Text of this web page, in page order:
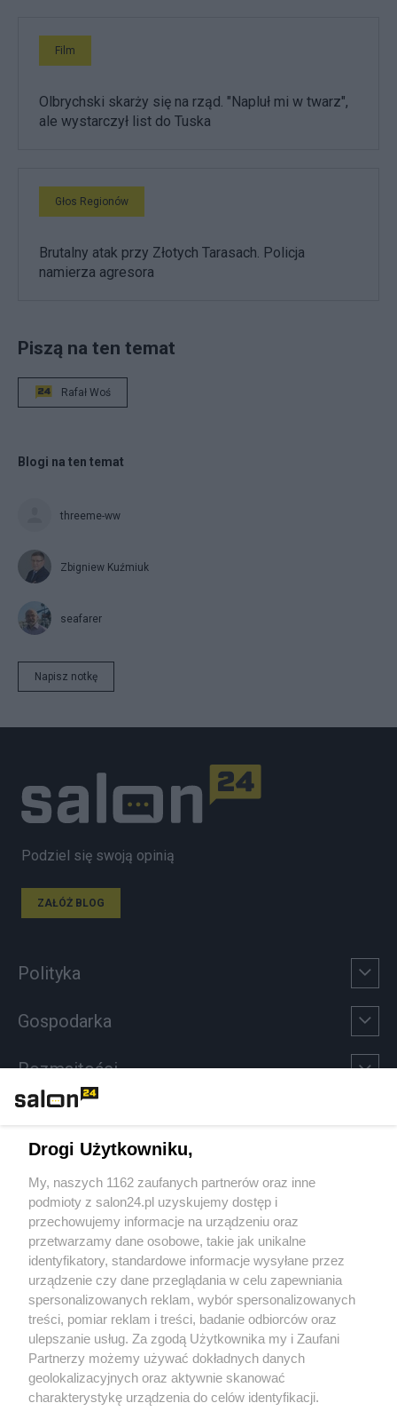
Film
Olbrychski skarży się na rząd. "Napluł mi w twarz",
ale wystarczył list do Tuska
Głos Regionów
Brutalny atak przy Złotych Tarasach. Policja
namierza agresora
Piszą na ten temat
Rafał Woś
Blogi na ten temat
threeme-ww
Zbigniew Kuźmiuk
seafarer
Napisz notkę
Podziel się swoją opinią
ZAŁÓŻ BLOG
Polityka
Gospodarka
Rozmaitości
Sport
Społeczeństwo
Kultura
X Facebook Instagram Youtube
Drogi Użytkowniku,
My, naszych 1162 zaufanych partnerów oraz inne
podmioty z salon24.pl uzyskujemy dostęp i
przechowujemy informacje na urządzeniu oraz
przetwarzamy dane osobowe, takie jak unikalne
identyfikatory, standardowe informacje wysyłane przez
urządzenie czy dane przeglądania w celu zapewniania
spersonalizowanych reklam, wybór spersonalizowanych
treści, pomiar reklam i treści, badanie odbiorców oraz
ulepszanie usług. Za zgodą Użytkownika my i Zaufani
Partnerzy możemy używać dokładnych danych
geolokalizacyjnych oraz aktywnie skanować
charakterystykę urządzenia do celów identyfikacji.